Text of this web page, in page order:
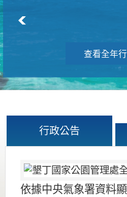
查看全年
行政公告
依據中央氣象署資料